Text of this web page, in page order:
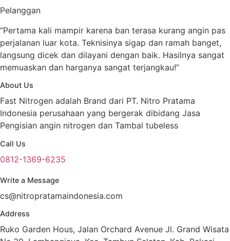
Pelanggan
“Pertama kali mampir karena ban terasa kurang angin pas
perjalanan luar kota. Teknisinya sigap dan ramah banget,
langsung dicek dan dilayani dengan baik. Hasilnya sangat
memuaskan dan harganya sangat terjangkau!”
About Us
Fast Nitrogen adalah Brand dari PT. Nitro Pratama
Indonesia perusahaan yang bergerak dibidang Jasa
Pengisian angin nitrogen dan Tambal tubeless
Call Us
0812-1369-6235
Write a Message
cs@nitropratamaindonesia.com
Address
Ruko Garden Hous, Jalan Orchard Avenue Jl. Grand Wisata